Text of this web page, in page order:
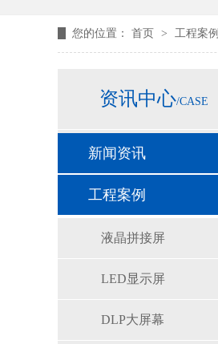
您的位置： 首页 > 工程案例
资讯中心/CASE
新闻资讯
工程案例
液晶拼接屏
LED显示屏
DLP大屏幕